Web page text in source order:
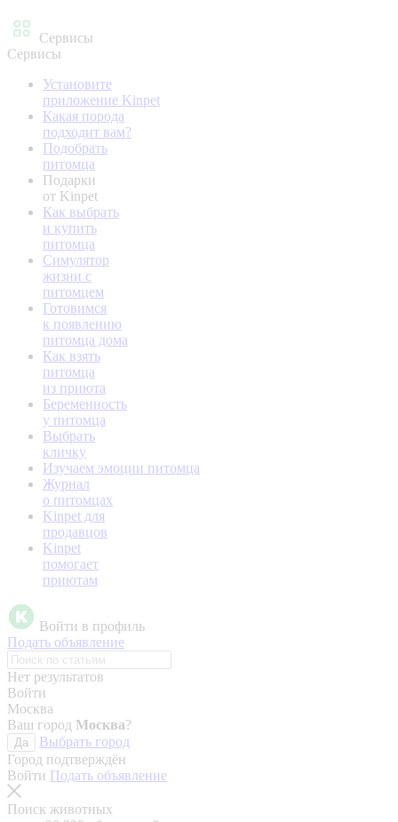
Сервисы
Сервисы
Установите
приложение Kinpet
Какая порода
подходит вам?
Подобрать
питомца
Подарки
от Kinpet
Как выбрать
и купить
питомца
Симулятор
жизни с
питомцем
Готовимся
к появлению
питомца дома
Как взять
питомца
из приюта
Беременность
у питомца
Выбрать
кличку
Изучаем эмоции питомца
Журнал
о питомцах
Kinpet для
продавцов
Kinpet
помогает
приютам
Войти в профиль
Подать объявление
Нет результатов
Войти
Москва
Ваш город Москва?
Да
Выбрать город
Город подтверждён
Войти Подать объявление
Поиск животных